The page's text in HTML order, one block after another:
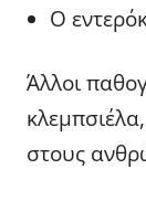
Ο
Άλλοι
στους